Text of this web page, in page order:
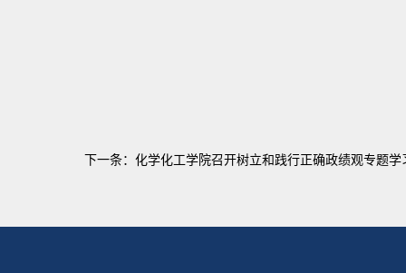
下一条： 化学化工学院召开树立和践行正确政绩观专题学